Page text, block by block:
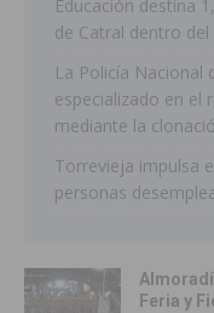
Educación destina
de Catral dentro del
La Policía Nacional
especializado en el
mediante la
Torrevieja impulsa
personas
Almoradí
Feria y